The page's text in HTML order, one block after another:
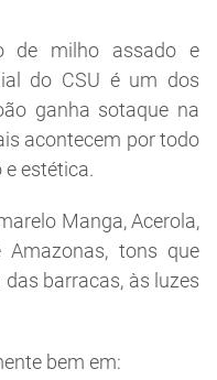
de milho assado e
do CSU é um dos
ganha sotaque na
acontecem por todo
estética.
Manga, Acerola,
Amazonas, tons que
barracas, às luzes
bem em: